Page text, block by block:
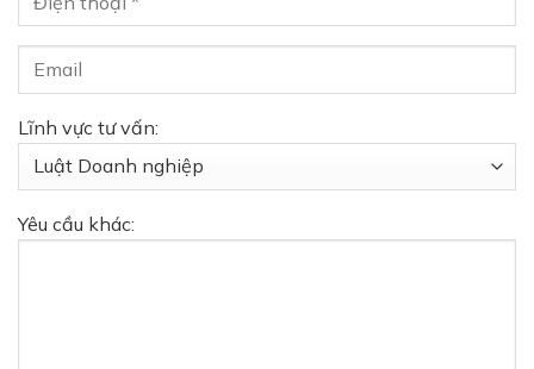
Lĩnh vực tư vấn:
Yêu cầu khác: